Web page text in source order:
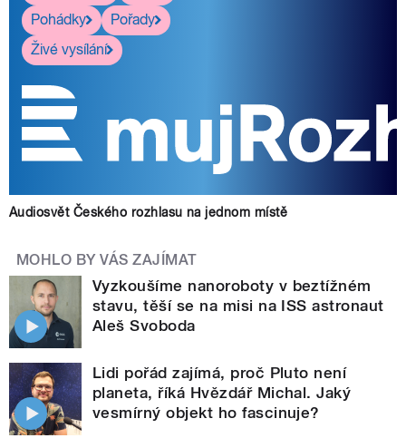
Pohádky
Pořady
Živé vysílání
Audiosvět Českého rozhlasu na jednom místě
MOHLO BY VÁS ZAJÍMAT
Vyzkoušíme nanoroboty v beztížném
stavu, těší se na misi na ISS astronaut
Aleš Svoboda
Lidi pořád zajímá, proč Pluto není
planeta, říká Hvězdář Michal. Jaký
vesmírný objekt ho fascinuje?